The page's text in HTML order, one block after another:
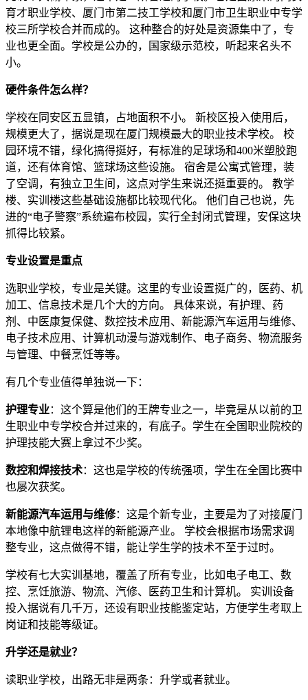
育才职业学校、厦门市第二技工学校和厦门市卫生职业中专学
校三所学校合并而成的。 这种整合的好处是资源集中了，专
业也更全面。学校是公办的，国家级示范校，听起来名头不
小。
硬件条件怎么样？
学校在同安区五显镇，占地面积不小。 新校区投入使用后，
规模更大了，据说是现在厦门规模最大的职业技术学校。 校
园环境不错，绿化搞得挺好，有标准的足球场和400米塑胶跑
道，还有体育馆、篮球场这些设施。 宿舍是公寓式管理，装
了空调，有独立卫生间，这点对学生来说还挺重要的。 教学
楼、实训楼这些基础设施都比较现代化。 他们自己也说，先
进的“电子警察”系统遍布校园，实行全封闭式管理，安保这块
抓得比较紧。
专业设置是重点
选职业学校，专业是关键。这里的专业设置挺广的，医药、机
加工、信息技术是几个大的方向。 具体来说，有护理、药
剂、中医康复保健、数控技术应用、新能源汽车运用与维修、
电子技术应用、计算机动漫与游戏制作、电子商务、物流服务
与管理、中餐烹饪等等。
有几个专业值得单独说一下：
护理专业：这个算是他们的王牌专业之一，毕竟是从以前的卫
生职业中专学校合并过来的，有底子。学生在全国职业院校的
护理技能大赛上拿过不少奖。
数控和焊接技术：这也是学校的传统强项，学生在全国比赛中
也屡次获奖。
新能源汽车运用与维修：这是个新专业，主要是为了对接厦门
本地像中航锂电这样的新能源产业。 学校会根据市场需求调
整专业，这点做得不错，能让学生学的技术不至于过时。
学校有七大实训基地，覆盖了所有专业，比如电子电工、数
控、烹饪旅游、物流、汽修、医药卫生和计算机。 实训设备
投入据说有几千万，还设有职业技能鉴定站，方便学生考取上
岗证和技能等级证。
升学还是就业？
读职业学校，出路无非是两条：升学或者就业。